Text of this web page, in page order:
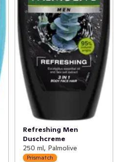
Refreshing Men
Duschcreme
250 ml, Palmolive
Prismatch